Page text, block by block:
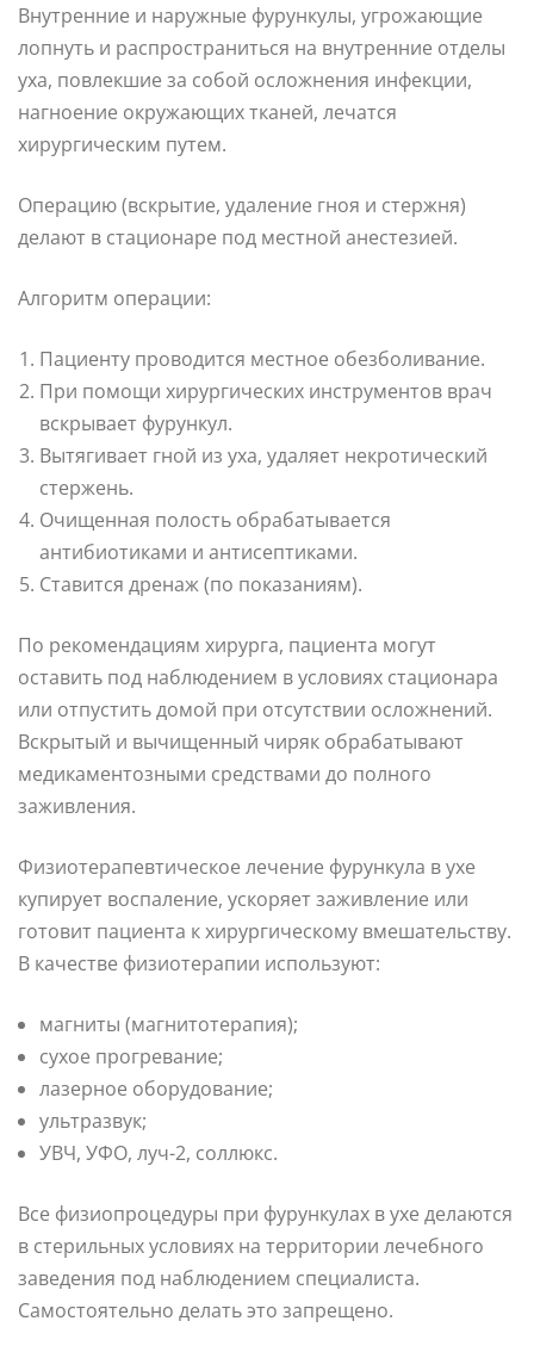
Внутренние и наружные фурункулы, угрожающие
лопнуть и распространиться на внутренние отделы
уха, повлекшие за собой осложнения инфекции,
нагноение окружающих тканей, лечатся
хирургическим путем.
Операцию (вскрытие, удаление гноя и стержня)
делают в стационаре под местной анестезией.
Алгоритм операции:
Пациенту проводится местное обезболивание.
При помощи хирургических инструментов врач
вскрывает фурункул.
Вытягивает гной из уха, удаляет некротический
стержень.
Очищенная полость обрабатывается
антибиотиками и антисептиками.
Ставится дренаж (по показаниям).
По рекомендациям хирурга, пациента могут
оставить под наблюдением в условиях стационара
или отпустить домой при отсутствии осложнений.
Вскрытый и вычищенный чиряк обрабатывают
медикаментозными средствами до полного
заживления.
Физиотерапевтическое лечение фурункула в ухе
купирует воспаление, ускоряет заживление или
готовит пациента к хирургическому вмешательству.
В качестве физиотерапии используют:
магниты (магнитотерапия);
сухое прогревание;
лазерное оборудование;
ультразвук;
УВЧ, УФО, луч-2, соллюкс.
Все физиопроцедуры при фурункулах в ухе делаются
в стерильных условиях на территории лечебного
заведения под наблюдением специалиста.
Самостоятельно делать это запрещено.